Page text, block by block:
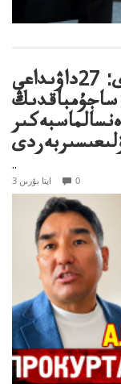
سۋبسيديا داۋى: 27داۋىداعى
ساجۇمباقدىڭ
..
3 اپتا بۇرىن 0